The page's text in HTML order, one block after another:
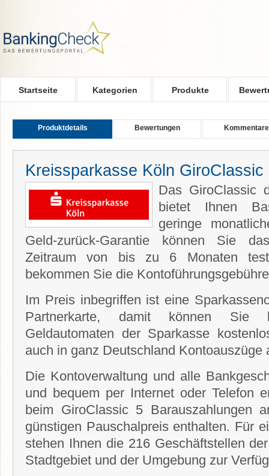
Startseite Kategorien Produkte
Produktdetails Bewertungen Kommentare
Kreissparkasse Köln GiroClassic
Das GiroClassic
bietet Ihnen
geringe
Geld-zurück-Garantie können Sie
Zeitraum von bis zu 6 Monaten
bekommen Sie die
Im Preis inbegriffen ist eine
Partnerkarte, damit können Sie
Geldautomaten der Sparkasse
auch in ganz Deutschland Kontoauszüge
Die Kontoverwaltung und alle
und bequem per Internet oder Telefon
beim GiroClassic 5 Barauszahlungen
günstigen Pauschalpreis enthalten. Für
stehen Ihnen die 216 Geschäftstellen
Stadtgebiet und der Umgebung zur